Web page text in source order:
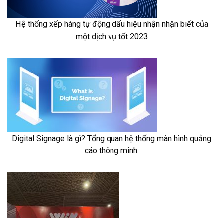
Hệ thống xếp hàng tự động dấu hiệu nhận nhận biết của
một dịch vụ tốt 2023
Digital Signage là gì? Tổng quan hệ thống màn hình quảng
cáo thông minh.